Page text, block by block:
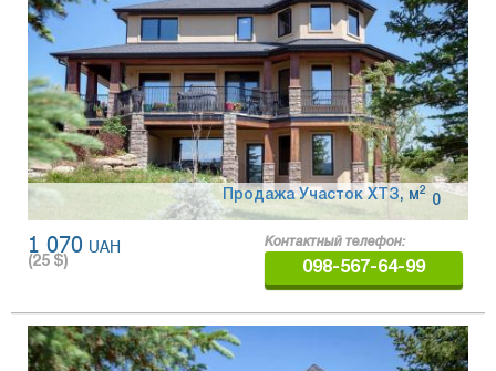
Продажа Участок ХТЗ, 0
м 2
1 070 UAH
(25 $)
Контактный телефон:
098-567-64-99